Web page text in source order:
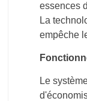
essences
La
empêche
Le